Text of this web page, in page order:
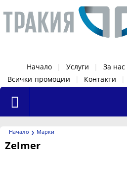
Начало Услуги За нас
Всички промоции
Контакти
Начало Марки
Zelmer